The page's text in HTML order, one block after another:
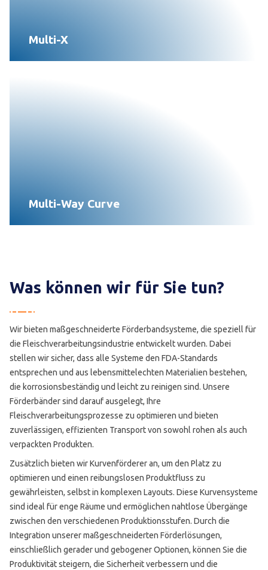
Multi-X
Multi-Way Curve
Was können wir für Sie tun?
Wir bieten maßgeschneiderte Förderbandsysteme, die speziell für
die Fleischverarbeitungsindustrie entwickelt wurden. Dabei
stellen wir sicher, dass alle Systeme den FDA-Standards
entsprechen und aus lebensmittelechten Materialien bestehen,
die korrosionsbeständig und leicht zu reinigen sind. Unsere
Förderbänder sind darauf ausgelegt, Ihre
Fleischverarbeitungsprozesse zu optimieren und bieten
zuverlässigen, effizienten Transport von sowohl rohen als auch
verpackten Produkten.
Zusätzlich bieten wir Kurvenförderer an, um den Platz zu
optimieren und einen reibungslosen Produktfluss zu
gewährleisten, selbst in komplexen Layouts. Diese Kurvensysteme
sind ideal für enge Räume und ermöglichen nahtlose Übergänge
zwischen den verschiedenen Produktionsstufen. Durch die
Integration unserer maßgeschneiderten Förderlösungen,
einschließlich gerader und gebogener Optionen, können Sie die
Produktivität steigern, die Sicherheit verbessern und die